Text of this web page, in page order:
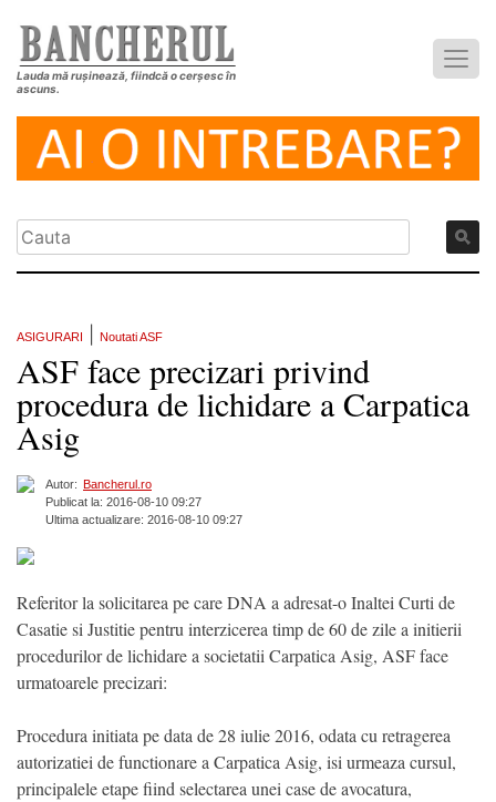
Lauda mă rușinează, fiindcă o cerșesc în
ascuns.
ASIGURARI Noutati ASF
ASF face precizari privind
procedura de lichidare a Carpatica
Asig
Autor: Bancherul.ro
Publicat la: 2016-08-10 09:27
Ultima actualizare: 2016-08-10 09:27
Referitor la solicitarea pe care DNA a adresat-o Inaltei Curti de
Casatie si Justitie pentru interzicerea timp de 60 de zile a initierii
procedurilor de lichidare a societatii Carpatica Asig, ASF face
urmatoarele precizari:
Procedura initiata pe data de 28 iulie 2016, odata cu retragerea
autorizatiei de functionare a Carpatica Asig, isi urmeaza cursul,
principalele etape fiind selectarea unei case de avocatura,